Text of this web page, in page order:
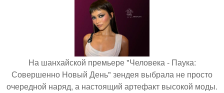
На шанхайской премьере "Человека - Паука:
Совершенно Новый День" зендея выбрала не просто
очередной наряд, а настоящий артефакт высокой моды.